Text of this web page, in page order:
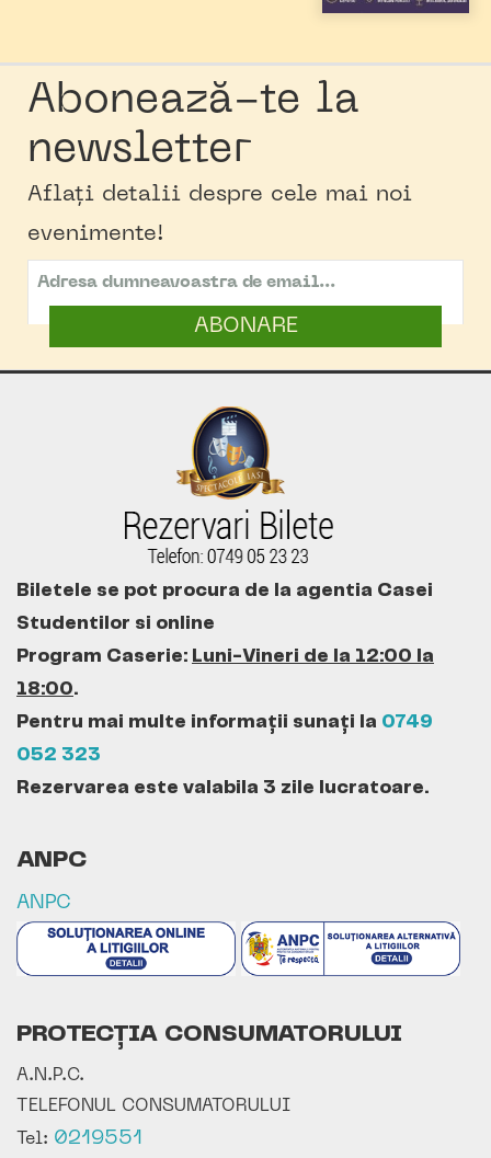
Abonează-te la
newsletter
Aflați detalii despre cele mai noi
evenimente!
ABONARE
Biletele se pot procura de la agentia Casei
Studentilor si online
Program Caserie: Luni-Vineri de la 12:00 la
18:00.
Pentru mai multe informații sunați la 0749
052 323
Rezervarea este valabila 3 zile lucratoare.
ANPC
ANPC
PROTECȚIA CONSUMATORULUI
A.N.P.C.
TELEFONUL CONSUMATORULUI
Tel: 0219551